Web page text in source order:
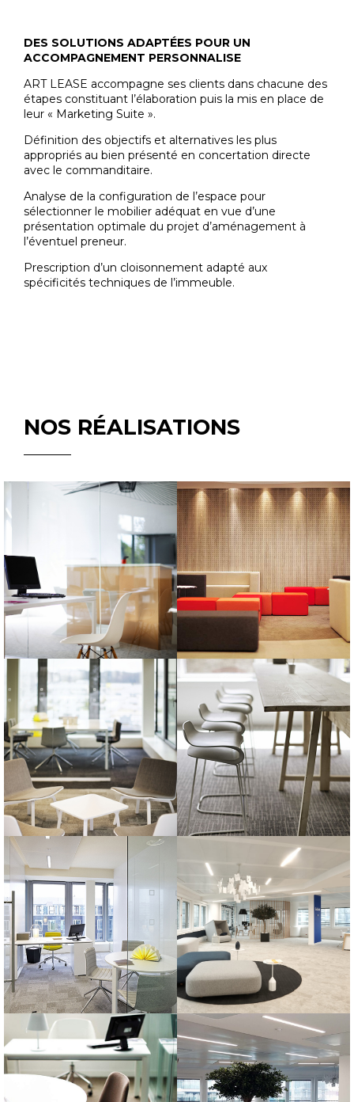
DES SOLUTIONS ADAPTÉES POUR UN
ACCOMPAGNEMENT PERSONNALISE
ART LEASE accompagne ses clients dans chacune des
étapes constituant l’élaboration puis la mis en place de
leur « Marketing Suite ».
Définition des objectifs et alternatives les plus
appropriés au bien présenté en concertation directe
avec le commanditaire.
Analyse de la configuration de l’espace pour
sélectionner le mobilier adéquat en vue d’une
présentation optimale du projet d’aménagement à
l’éventuel preneur.
Prescription d’un cloisonnement adapté aux
spécificités techniques de l’immeuble.
NOS RÉALISATIONS